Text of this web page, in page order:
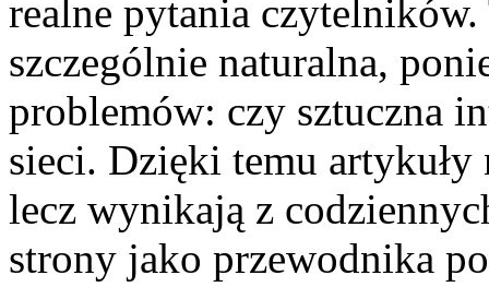
realne pytania
szczególnie naturalna,
problemów: czy sztuczna
sieci. Dzięki temu artykuły
lecz wynikają z
strony jako przewodnika